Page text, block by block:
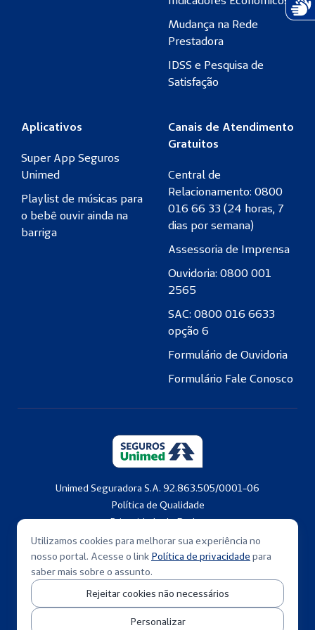
Mudança na Rede
Prestadora
IDSS e Pesquisa de
Satisfação
Aplicativos
Super App Seguros
Unimed
Playlist de músicas para
o bebê ouvir ainda na
barriga
Canais de Atendimento
Gratuitos
Central de
Relacionamento: 0800
016 66 33 (24 horas, 7
dias por semana)
Assessoria de Imprensa
Ouvidoria: 0800 001
2565
SAC: 0800 016 6633
opção 6
Formulário de Ouvidoria
Formulário Fale Conosco
Unimed Seguradora S.A. 92.863.505/0001-06
Política de Qualidade
Privacidade de Dados
Copyright © 2001-2026
Utilizamos cookies para melhorar sua experiência no
nosso portal. Acesse o link Política de privacidade para
saber mais sobre o assunto.
Rejeitar cookies não necessários
Personalizar